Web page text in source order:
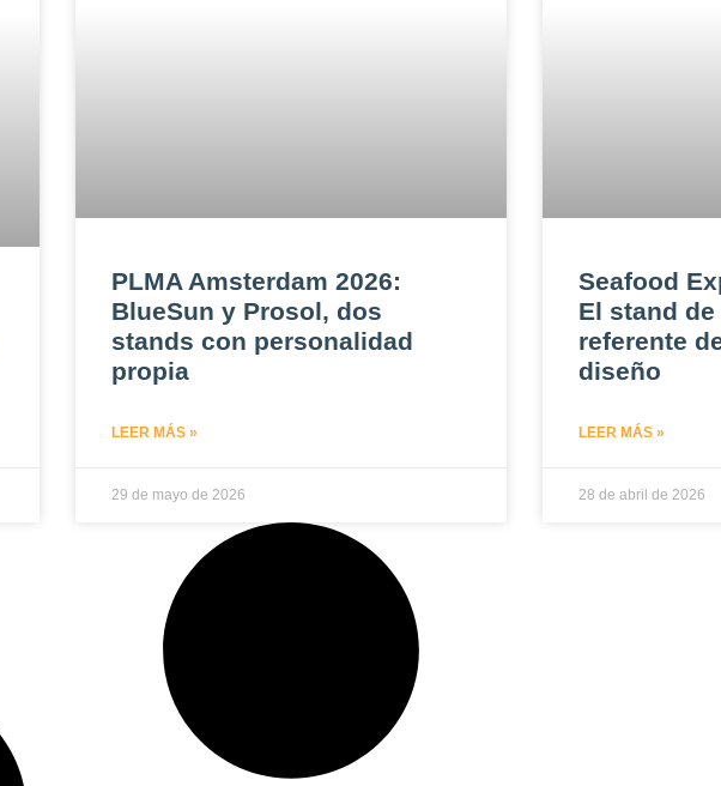
PLMA Amsterdam 2026:
BlueSun y Prosol, dos
stands con personalidad
propia
LEER MÁS »
29 de mayo de 2026
Seafood
El stand
referente
diseño
LEER MÁS »
28 de abril de 2026